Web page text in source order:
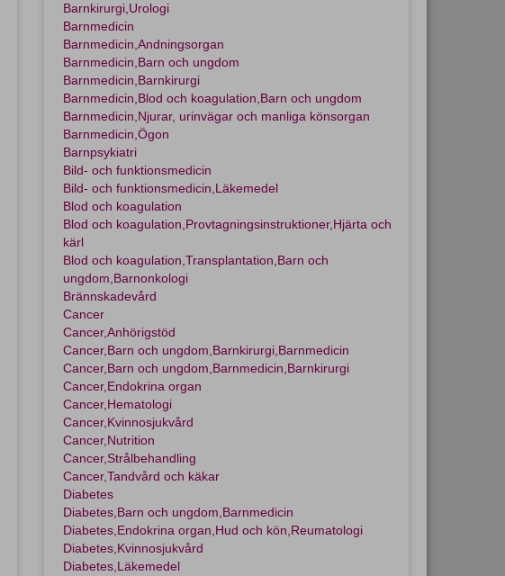
Barnkirurgi,Urologi
Barnmedicin
Barnmedicin,Andningsorgan
Barnmedicin,Barn och ungdom
Barnmedicin,Barnkirurgi
Barnmedicin,Blod och koagulation,Barn och ungdom
Barnmedicin,Njurar, urinvägar och manliga könsorgan
Barnmedicin,Ögon
Barnpsykiatri
Bild- och funktionsmedicin
Bild- och funktionsmedicin,Läkemedel
Blod och koagulation
Blod och koagulation,Provtagningsinstruktioner,Hjärta och
kärl
Blod och koagulation,Transplantation,Barn och
ungdom,Barnonkologi
Brännskadevård
Cancer
Cancer,Anhörigstöd
Cancer,Barn och ungdom,Barnkirurgi,Barnmedicin
Cancer,Barn och ungdom,Barnmedicin,Barnkirurgi
Cancer,Endokrina organ
Cancer,Hematologi
Cancer,Kvinnosjukvård
Cancer,Nutrition
Cancer,Strålbehandling
Cancer,Tandvård och käkar
Diabetes
Diabetes,Barn och ungdom,Barnmedicin
Diabetes,Endokrina organ,Hud och kön,Reumatologi
Diabetes,Kvinnosjukvård
Diabetes,Läkemedel